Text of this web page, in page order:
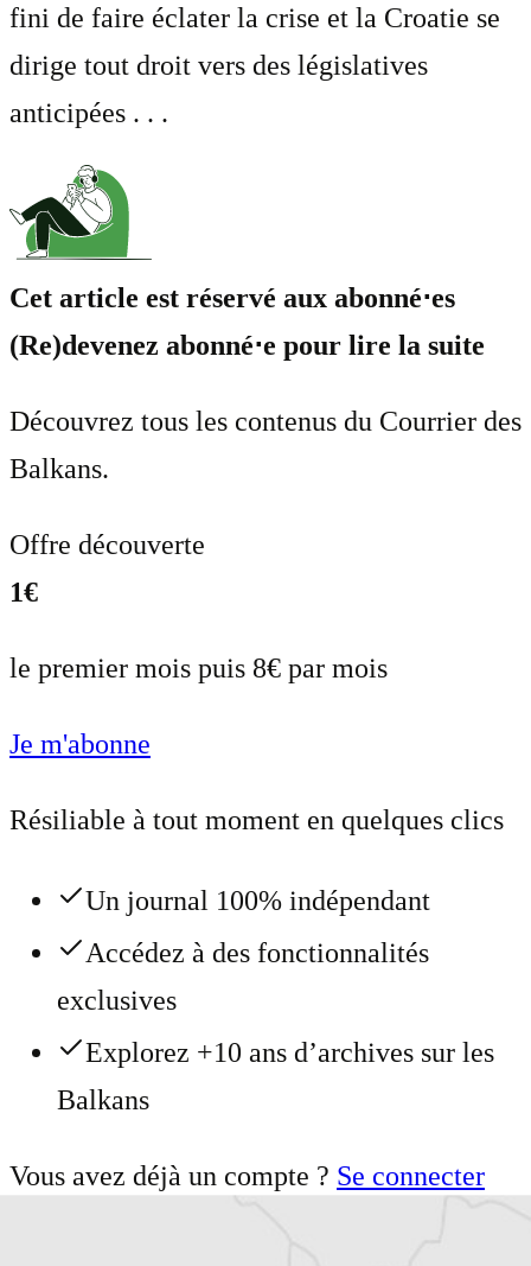
fini de faire éclater la crise et la Croatie se
dirige tout droit vers des législatives
anticipées . . .
Cet article est réservé aux abonné⋅es
(Re)devenez abonné⋅e pour lire la suite
Découvrez tous les contenus du Courrier des
Balkans.
Offre découverte
1€
le premier mois puis 8€ par mois
Je m'abonne
Résiliable à tout moment en quelques clics
Un journal 100% indépendant
Accédez à des fonctionnalités
exclusives
Explorez +10 ans d’archives sur les
Balkans
Vous avez déjà un compte ? Se connecter